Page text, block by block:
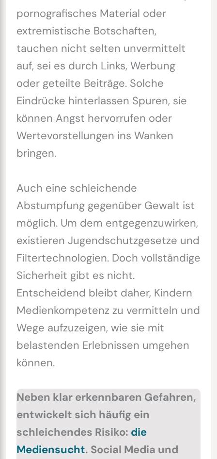
pornografisches Material oder
extremistische Botschaften,
tauchen nicht selten unvermittelt
auf, sei es durch Links, Werbung
oder geteilte Beiträge. Solche
Eindrücke hinterlassen Spuren, sie
können Angst hervorrufen oder
Wertevorstellungen ins Wanken
bringen.
Auch eine schleichende
Abstumpfung gegenüber Gewalt ist
möglich. Um dem entgegenzuwirken,
existieren Jugendschutzgesetze und
Filtertechnologien. Doch vollständige
Sicherheit gibt es nicht.
Entscheidend bleibt daher, Kindern
Medienkompetenz zu vermitteln und
Wege aufzuzeigen, wie sie mit
belastenden Erlebnissen umgehen
können.
Neben klar erkennbaren Gefahren,
entwickelt sich häufig ein
schleichendes Risiko: die
Mediensucht. Social Media und